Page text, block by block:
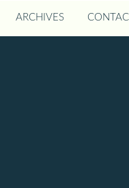
ARCHIVES